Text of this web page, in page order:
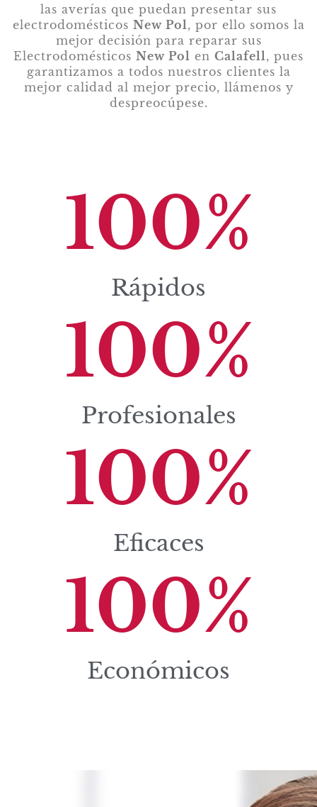
las averías que puedan presentar sus
electrodomésticos New Pol, por ello somos la
mejor decisión para reparar sus
Electrodomésticos New Pol en Calafell, pues
garantizamos a todos nuestros clientes la
mejor calidad al mejor precio, llámenos y
despreocúpese.
Rápidos
100%
Profesionales
100%
Eficaces
100%
Económicos
100%